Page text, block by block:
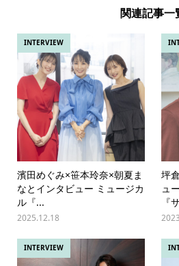
関連記事一
INTERVIEW
濱田めぐみ×笹本玲奈×朝夏ま
なとインタビュー ミュージカ
ル『...
2025.12.18
坪
ュ
『
INTERVIEW